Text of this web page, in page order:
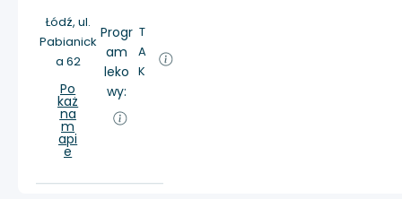
Łódź, ul.
Pabianick
a 62
Po
każ
na
m
api
e
Progr
am
leko
wy:
T
A
K